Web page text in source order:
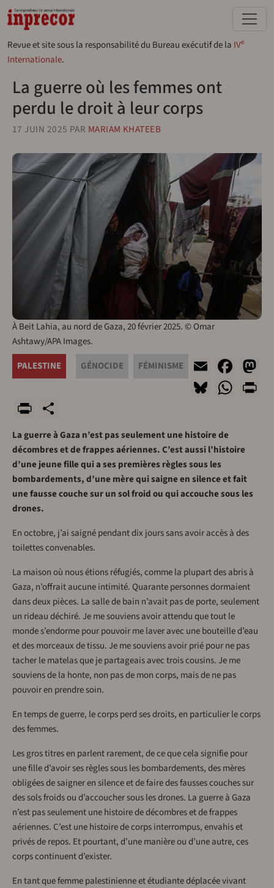
Aller au contenu principal
Revue et site sous la responsabilité du Bureau exécutif de la IVe
Internationale.
La guerre où les femmes ont
perdu le droit à leur corps
17 JUIN 2025 PAR MARIAM KHATEEB
À Beit Lahia, au nord de Gaza, 20 février 2025. © Omar
Ashtawy/APA Images.
PALESTINE
GÉNOCIDE FÉMINISME Email
Bluesky
PrintFriendly
La guerre à Gaza n’est pas seulement une histoire de
décombres et de frappes aériennes. C’est aussi l’histoire
d’une jeune fille qui a ses premières règles sous les
bombardements, d’une mère qui saigne en silence et fait
une fausse couche sur un sol froid ou qui accouche sous les
drones.
En octobre, j’ai saigné pendant dix jours sans avoir accès à des
toilettes convenables.
La maison où nous étions réfugiés, comme la plupart des abris à
Gaza, n’offrait aucune intimité. Quarante personnes dormaient
dans deux pièces. La salle de bain n’avait pas de porte, seulement
un rideau déchiré. Je me souviens avoir attendu que tout le
monde s’endorme pour pouvoir me laver avec une bouteille d’eau
et des morceaux de tissu. Je me souviens avoir prié pour ne pas
tacher le matelas que je partageais avec trois cousins. Je me
souviens de la honte, non pas de mon corps, mais de ne pas
pouvoir en prendre soin.
En temps de guerre, le corps perd ses droits, en particulier le corps
des femmes.
Les gros titres en parlent rarement, de ce que cela signifie pour
une fille d’avoir ses règles sous les bombardements, des mères
obligées de saigner en silence et de faire des fausses couches sur
des sols froids ou d’accoucher sous les drones. La guerre à Gaza
n’est pas seulement une histoire de décombres et de frappes
aériennes. C’est une histoire de corps interrompus, envahis et
privés de repos. Et pourtant, d’une manière ou d’une autre, ces
corps continuent d’exister.
En tant que femme palestinienne et étudiante déplacée vivant